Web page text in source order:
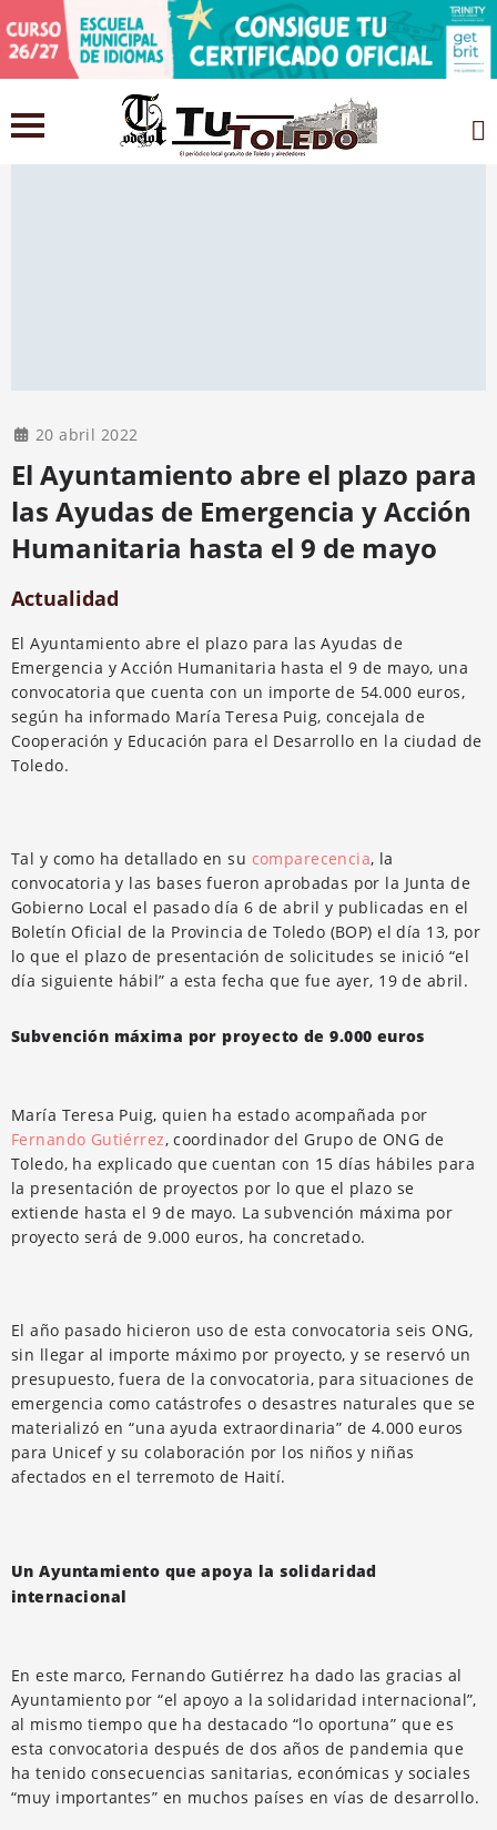
20 abril 2022
El Ayuntamiento abre el plazo para
las Ayudas de Emergencia y Acción
Humanitaria hasta el 9 de mayo
Actualidad
El Ayuntamiento abre el plazo para las Ayudas de
Emergencia y Acción Humanitaria hasta el 9 de mayo, una
convocatoria que cuenta con un importe de 54.000 euros,
según ha informado María Teresa Puig, concejala de
Cooperación y Educación para el Desarrollo en la ciudad de
Toledo.
Tal y como ha detallado en su comparecencia, la
convocatoria y las bases fueron aprobadas por la Junta de
Gobierno Local el pasado día 6 de abril y publicadas en el
Boletín Oficial de la Provincia de Toledo (BOP) el día 13, por
lo que el plazo de presentación de solicitudes se inició “el
día siguiente hábil” a esta fecha que fue ayer, 19 de abril.
Subvención máxima por proyecto de 9.000 euros
María Teresa Puig, quien ha estado acompañada por
Fernando Gutiérrez, coordinador del Grupo de ONG de
Toledo, ha explicado que cuentan con 15 días hábiles para
la presentación de proyectos por lo que el plazo se
extiende hasta el 9 de mayo. La subvención máxima por
proyecto será de 9.000 euros, ha concretado.
El año pasado hicieron uso de esta convocatoria seis ONG,
sin llegar al importe máximo por proyecto, y se reservó un
presupuesto, fuera de la convocatoria, para situaciones de
emergencia como catástrofes o desastres naturales que se
materializó en “una ayuda extraordinaria” de 4.000 euros
para Unicef y su colaboración por los niños y niñas
afectados en el terremoto de Haití.
Un Ayuntamiento que apoya la solidaridad
internacional
En este marco, Fernando Gutiérrez ha dado las gracias al
Ayuntamiento por “el apoyo a la solidaridad internacional”,
al mismo tiempo que ha destacado “lo oportuna” que es
esta convocatoria después de dos años de pandemia que
ha tenido consecuencias sanitarias, económicas y sociales
“muy importantes” en muchos países en vías de desarrollo.